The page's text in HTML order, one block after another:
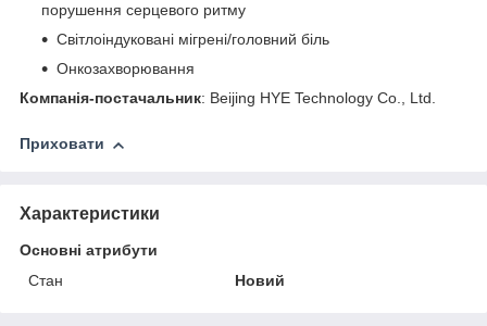
порушення серцевого ритму
Світлоіндуковані мігрені/головний біль
Онкозахворювання
Компанія-постачальник: Beijing HYE Technology Co., Ltd.
Приховати
Характеристики
Основні атрибути
Стан
Новий